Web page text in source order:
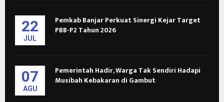
22
JUL
Pemkab Banjar Perkuat Sinergi Kejar Target
PBB-P2 Tahun 2026
07
AGU
Pemerintah Hadir, Warga Tak Sendiri Hadapi
Musibah Kebakaran di Gambut